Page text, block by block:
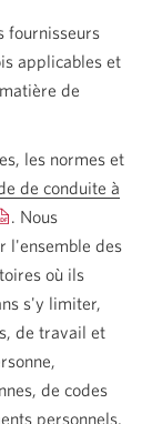
fournisseurs
applicables et
de
les normes et
de conduite à
. Nous
l'ensemble des
où ils
s'y limiter,
de travail et
de codes
personnels,